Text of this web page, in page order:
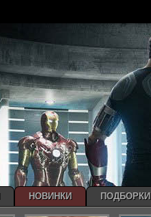
НОВИНКИ ПОДБОРКИ